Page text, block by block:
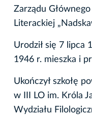
Zarządu
Literackiej
Urodził się 7 lipca
1946 r. mieszka i
Ukończył szkołę
w III LO im. Króla
Wydziału